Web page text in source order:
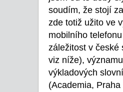
soudím, že stojí
zde totiž užito ve
mobilního
záležitost v české
viz níže),
výkladových
(Academia,